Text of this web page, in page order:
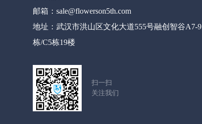
邮箱：sale@flowerson5th.com
地址：武汉市洪山区文化大道555号融创智谷A7-9
栋/C5栋19楼
扫一扫
关注我们